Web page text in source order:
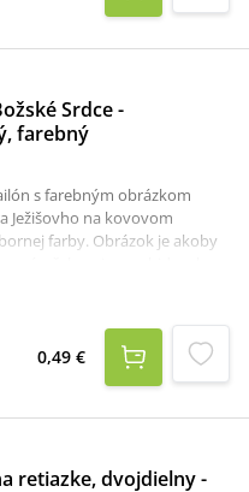
Srdce -
farebný
s farebným obrázkom
Ježišovho na kovovom
farby. Obrázok je akoby
0,49 €
retiazke, dvojdielny -